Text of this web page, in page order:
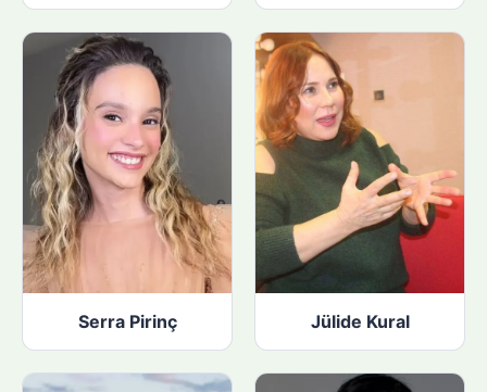
Serra Pirinç Jülide Kural